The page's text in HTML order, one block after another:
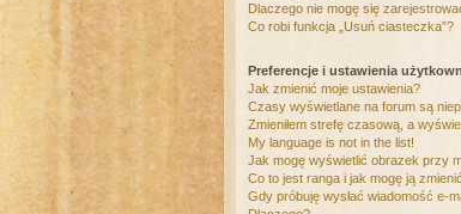
Dlaczego nie mogę się
Co robi funkcja „Usuń ciasteczka”?
Preferencje i ustawienia
Jak zmienić moje ustawienia?
Czasy wyświetlane na forum są
Zmieniłem strefę czasową, a
My language is not in the list!
Jak mogę wyświetlić obrazek przy
Co to jest ranga i jak mogę ją
Gdy próbuję wysłać wiadomość e-